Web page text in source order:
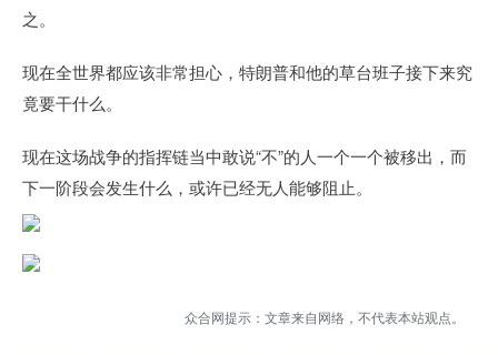
之。
现在全世界都应该非常担心，特朗普和他的草台班子接下来究
竟要干什么。
现在这场战争的指挥链当中敢说“不”的人一个一个被移出，而
下一阶段会发生什么，或许已经无人能够阻止。
众合网提示：文章来自网络，不代表本站观点。